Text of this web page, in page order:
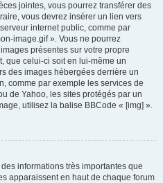
jointes, vous pourrez transférer des
vous devrez insérer un lien vers
internet public, comme par
image.gif ». Vous ne pourrez
présentes sur votre propre
que celui-ci soit en lui-même un
des images hébergées derrière un
comme par exemple les services de
de Yahoo, les sites protégés par un
utilisez la balise BBCode « [img] ».
informations très importantes que
apparaissent en haut de chaque forum